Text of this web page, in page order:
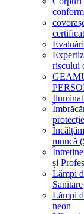
riscului
muncă
și
Lămpi
Sanitare
Lămpi
neon